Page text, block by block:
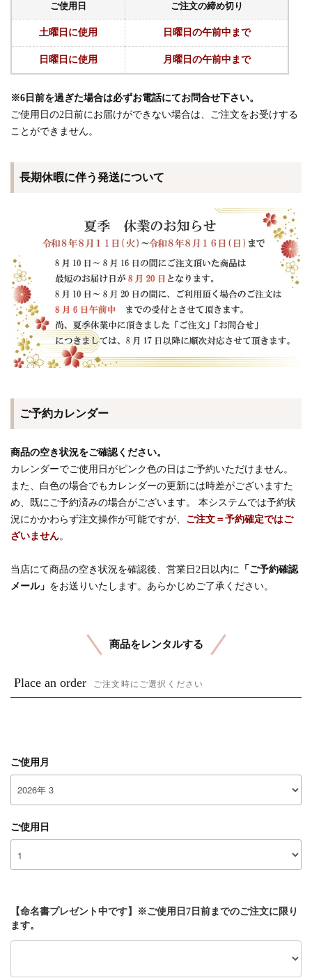
ご使用日 ご注文の締め切り
土曜日に使用 日曜日の午前中まで
日曜日に使用 月曜日の午前中まで
※6日前を過ぎた場合は必ずお電話にてお問合せ下さい。
ご使用日の2日前にお届けができない場合は、ご注文をお受けする
ことができません。
長期休暇に伴う発送について
ご予約カレンダー
商品の空き状況をご確認ください。
カレンダーでご使用日がピンク色の日はご予約いただけません。
また、白色の場合でもカレンダーの更新には時差がございますた
め、既にご予約済みの場合がございます。 本システムでは予約状
況にかかわらず注文操作が可能ですが、 ご注文＝予約確定ではご
ざいません。
当店にて商品の空き状況を確認後、営業日2日以内に
「ご予約確認
メール」 をお送りいたします。あらかじめご了承ください。
商品をレンタルする
Place an order ご注文時にご選択ください
ご使用月
ご使用日
【命名書プレゼント中です】※ご使用日7日前までのご注文に限り
ます。